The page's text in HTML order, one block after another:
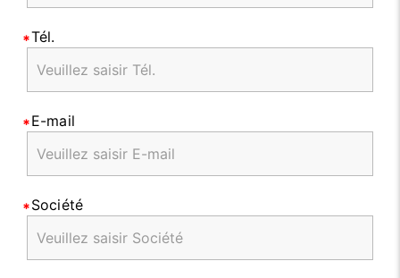
Tél.
E-mail
Société